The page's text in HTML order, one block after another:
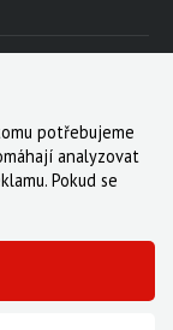
s.r.o.|Zásady cookies
potřebujeme
analyzovat
Pokud se